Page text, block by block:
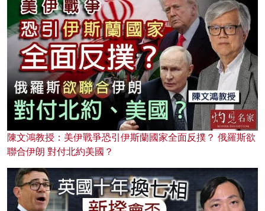
陳文鴻教授：美伊戰爭恐引伊斯蘭國家全面反撲？ 俄羅斯欲
聯合伊朗 對付北約美國？